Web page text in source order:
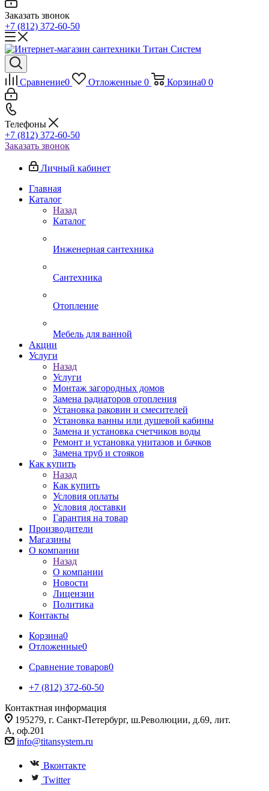
Заказать звонок
+7 (812) 372-60-50
Сравнение0 Отложенные 0 Корзина0 0
Телефоны
+7 (812) 372-60-50
Заказать звонок
Личный кабинет
Главная
Каталог
Назад
Каталог
Инженерная сантехника
Сантехника
Отопление
Мебель для ванной
Акции
Услуги
Назад
Услуги
Монтаж загородных домов
Замена радиаторов отопления
Установка раковин и смесителей
Установка ванны или душевой кабины
Замена и установка счетчиков воды
Ремонт и установка унитазов и бачков
Замена труб и стояков
Как купить
Назад
Как купить
Условия оплаты
Условия доставки
Гарантия на товар
Производители
Магазины
О компании
Назад
О компании
Новости
Лицензии
Политика
Контакты
Корзина0
Отложенные0
Сравнение товаров0
+7 (812) 372-60-50
Контактная информация
195279, г. Санкт-Петербург, ш.Революции, д.69, лит.
А, оф.201
info@titansystem.ru
Вконтакте
Twitter